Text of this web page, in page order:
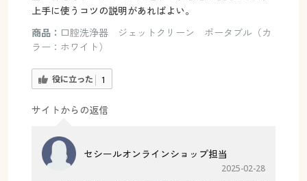
上手に使うコツの説明があればよい。
商品： 口腔洗浄器 ジェットクリーン ポータブル（カ
ラー：ホワイト）
役に立った 1
サイトからの返信
セシールオンラインショップ担当
2025-02-28